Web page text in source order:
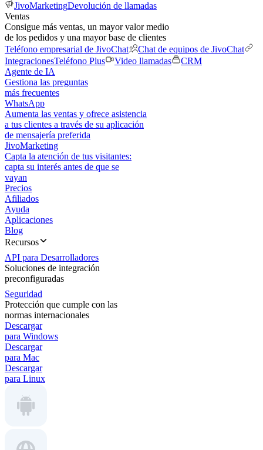
JivoMarketingDevolución de llamadas
Ventas
Consigue más ventas, un mayor valor medio
de los pedidos y una mayor base de clientes
Teléfono empresarial de JivoChat
Chat de equipos de JivoChat
IntegracionesTeléfono Plus Video llamadas
CRM
Agente de IA
Gestiona las preguntas
más frecuentes
WhatsApp
Aumenta las ventas y ofrece asistencia
a tus clientes a través de su aplicación
de mensajería preferida
JivoMarketing
Capta la atención de tus visitantes:
capta su interés antes de que se
vayan
Precios
Afiliados
Ayuda
Aplicaciones
Blog
Recursos
API para Desarrolladores
Soluciones de integración
preconfiguradas
Seguridad
Protección que cumple con las
normas internacionales
Descargar
para Windows
Descargar
para Mac
Descargar
para Linux